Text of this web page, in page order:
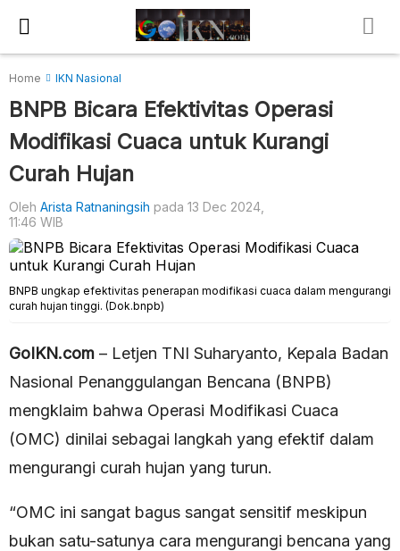
Home IKN Nasional
BNPB Bicara Efektivitas Operasi
Modifikasi Cuaca untuk Kurangi
Curah Hujan
Oleh Arista Ratnaningsih pada 13 Dec 2024,
11:46 WIB
BNPB ungkap efektivitas penerapan modifikasi cuaca dalam mengurangi
curah hujan tinggi. (Dok.bnpb)
GoIKN.com – Letjen TNI Suharyanto, Kepala Badan
Nasional Penanggulangan Bencana (BNPB)
mengklaim bahwa Operasi Modifikasi Cuaca
(OMC) dinilai sebagai langkah yang efektif dalam
mengurangi curah hujan yang turun.
“OMC ini sangat bagus sangat sensitif meskipun
bukan satu-satunya cara mengurangi bencana yang